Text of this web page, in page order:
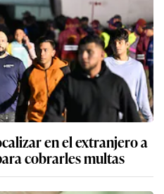
en el extranjero a
cobrarles multas